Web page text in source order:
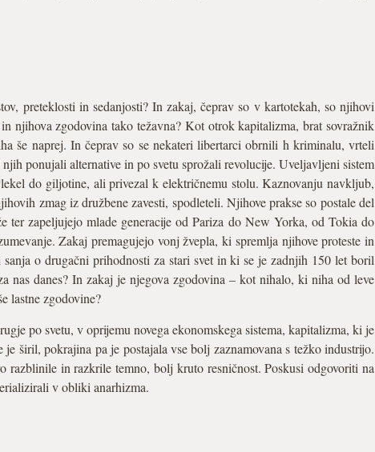
preteklosti in sedanjosti? In zakaj, čeprav so v kartotekah, so njihovi
njihova zgodovina tako težavna? Kot otrok kapitalizma, brat sovražnik
še naprej. In čeprav so se nekateri libertarci obrnili h kriminalu, vrteli
ponujali alternative in po svetu sprožali revolucije. Uveljavljeni sistem
do giljotine, ali privezal k električnemu stolu. Kaznovanju navkljub,
zmag iz družbene zavesti, spodleteli. Njihove prakse so postale del
zapeljujejo mlade generacije od Pariza do New Yorka, od Tokia do
Zakaj premagujejo vonj žvepla, ki spremlja njihove proteste in
o drugačni prihodnosti za stari svet in ki se je zadnjih 150 let boril
nas danes? In zakaj je njegova zgodovina – kot nihalo, ki niha od leve
lastne zgodovine?
po svetu, v oprijemu novega ekonomskega sistema, kapitalizma, ki je
širil, pokrajina pa je postajala vse bolj zaznamovana s težko industrijo.
in razkrile temno, bolj kruto resničnost. Poskusi odgovoriti na
v obliki anarhizma.